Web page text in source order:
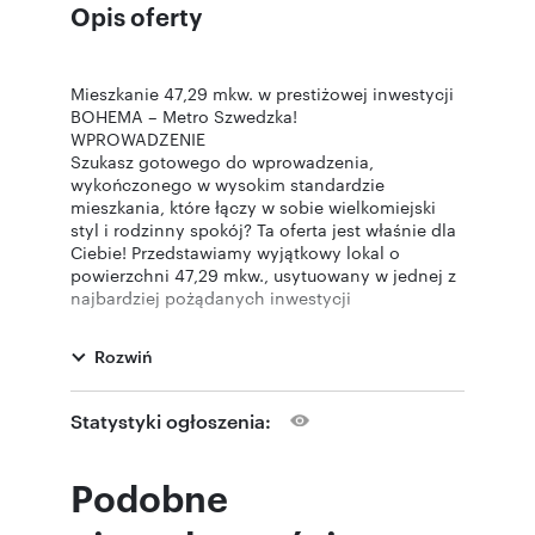
Opis oferty
Mieszkanie 47,29 mkw. w prestiżowej inwestycji
BOHEMA – Metro Szwedzka!
WPROWADZENIE
Szukasz gotowego do wprowadzenia,
wykończonego w wysokim standardzie
mieszkania, które łączy w sobie wielkomiejski
styl i rodzinny spokój? Ta oferta jest właśnie dla
Ciebie! Przedstawiamy wyjątkowy lokal o
powierzchni 47,29 mkw., usytuowany w jednej z
najbardziej pożądanych inwestycji
propozycja dla par, rodzin z dziećmi, a przede
wszystkim idealna okazja inwestycyjna
(gotowiec inwestycyjny). Nieruchomość
wykończona pod klucz, znajdująca się tuż przy
pierwszego dnia.
Rozwiń
Statystyki ogłoszenia:
Podobne